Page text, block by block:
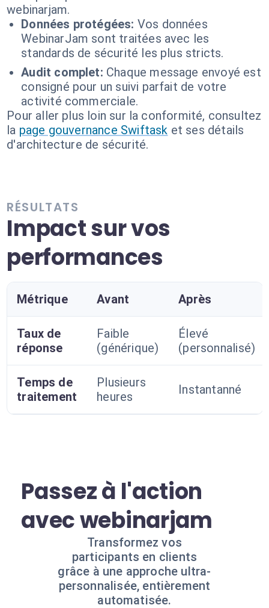
webinarjam.
Données protégées: Vos données
WebinarJam sont traitées avec les
standards de sécurité les plus stricts.
Audit complet: Chaque message envoyé est
consigné pour un suivi parfait de votre
activité commerciale.
Pour aller plus loin sur la conformité, consultez
la page gouvernance Swiftask et ses détails
d'architecture de sécurité.
RÉSULTATS
Impact sur vos
performances
Métrique Avant Après
Taux de
réponse
Faible
(générique)
Élevé
(personnalisé)
Temps de
traitement
Plusieurs
heures
Instantanné
Passez à l'action
avec webinarjam
Transformez vos
participants en clients
grâce à une approche ultra-
personnalisée, entièrement
automatisée.